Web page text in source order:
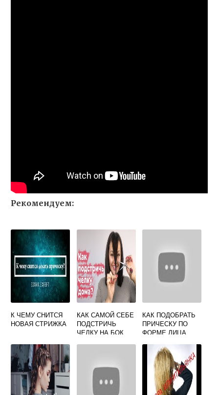
Рекомендуем:
К ЧЕМУ СНИТСЯ
НОВАЯ СТРИЖКА
КАК САМОЙ СЕБЕ
ПОДСТРИЧЬ
ЧЕЛКУ НА БОК
КАК ПОДОБРАТЬ
ПРИЧЕСКУ ПО
ФОРМЕ ЛИЦА